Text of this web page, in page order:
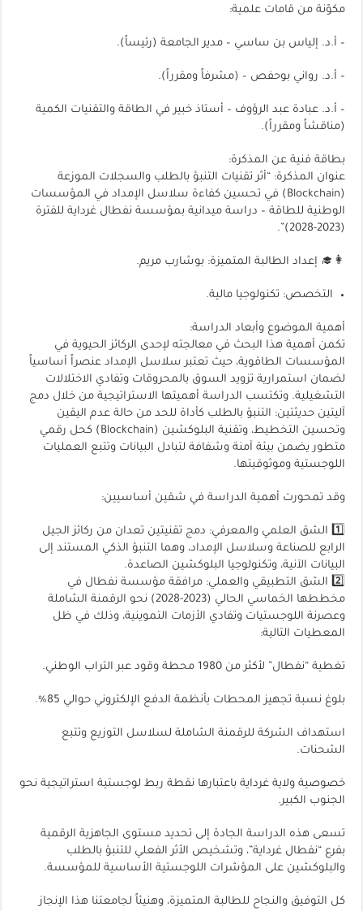
مكوّنة من قامات علمية:
– أ.د. إلياس بن ساسي – مدير الجامعة (رئيساً).
– أ.د. رواني بوحفص – (مشرفاً ومقرراً).
– أ.د. عبادة عبد الرؤوف – أستاذ خبير في الطاقة والتقنيات الكمية
(مناقشاً ومقرراً).
بطاقة فنية عن المذكرة:
عنوان المذكرة: “أثر تقنيات التنبؤ بالطلب والسجلات الموزعة
(Blockchain) في تحسين كفاءة سلاسل الإمداد في المؤسسات
الوطنية للطاقة – دراسة ميدانية بمؤسسة نفطال غرداية للفترة
(2023-2028)”.
👩‍🎓 إعداد الطالبة المتميزة: بوشارب مريم.
التخصص: تكنولوجيا مالية.
أهمية الموضوع وأبعاد الدراسة:
تكمن أهمية هذا البحث في معالجته لإحدى الركائز الحيوية في
المؤسسات الطاقوية، حيث تعتبر سلاسل الإمداد عنصراً أساسياً
لضمان استمرارية تزويد السوق بالمحروقات وتفادي الاختلالات
التشغيلية. وتكتسب الدراسة أهميتها الاستراتيجية من خلال دمج
آليتين حديثتين: التنبؤ بالطلب كأداة للحد من حالة عدم اليقين
وتحسين التخطيط، وتقنية البلوكشين (Blockchain) كحل رقمي
متطور يضمن بيئة آمنة وشفافة لتبادل البيانات وتتبع العمليات
اللوجستية وموثوقيتها.
وقد تمحورت أهمية الدراسة في شقين أساسيين:
1️⃣ الشق العلمي والمعرفي: دمج تقنيتين تعدان من ركائز الجيل
الرابع للصناعة وسلاسل الإمداد، وهما التنبؤ الذكي المستند إلى
البيانات الآنية، وتكنولوجيا البلوكشين الصاعدة.
2️⃣ الشق التطبيقي والعملي: مرافقة مؤسسة نفطال في
مخططها الخماسي الحالي (2023-2028) نحو الرقمنة الشاملة
وعصرنة اللوجستيات وتفادي الأزمات التموينية، وذلك في ظل
المعطيات التالية:
تغطية “نفطال” لأكثر من 1980 محطة وقود عبر التراب الوطني.
بلوغ نسبة تجهيز المحطات بأنظمة الدفع الإلكتروني حوالي 85%.
استهداف الشركة للرقمنة الشاملة لسلاسل التوزيع وتتبع
الشحنات.
خصوصية ولاية غرداية باعتبارها نقطة ربط لوجستية استراتيجية نحو
الجنوب الكبير.
تسعى هذه الدراسة الجادة إلى تحديد مستوى الجاهزية الرقمية
بفرع “نفطال غرداية”، وتشخيص الأثر الفعلي للتنبؤ بالطلب
والبلوكشين على المؤشرات اللوجستية الأساسية للمؤسسة.
كل التوفيق والنجاح للطالبة المتميزة، وهنيئاً لجامعتنا هذا الإنجاز